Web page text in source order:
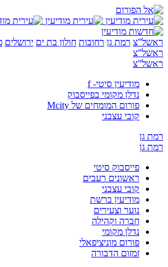
ראשל”צ רמת גן רחובות חולון בת ים ירושלים
ראשל”צ
ראשל”צ
מודיעין סיטי- f
נדלן מקומי בפייסבוק
פורום המומחים של Mcity
קובי עצבני
רמת גן
רמת גן
פייסבוק סיטי
ראשונים רעבים
קובי עצבני
מודיעין ברשת
נוער וצעירים
חברה וקהילה
נדלן מקומי
פורום מוניציפאלי
זמזום הדבורה